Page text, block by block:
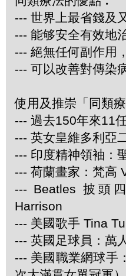
--- 世界上最省錢及
--- 能够安全有效地
--- 絕無任何副作用
--- 可以改善對傳染
使用及推崇「同類
--- 過去150年來11
--- 英女皇維多利亞
--- 印度精神領袖：
--- 荷蘭畫家：梵高
--- Beatles 披頭
Harrison
--- 美國歌手 Tina
--- 英國足球員：萬
--- 美國職業網球手